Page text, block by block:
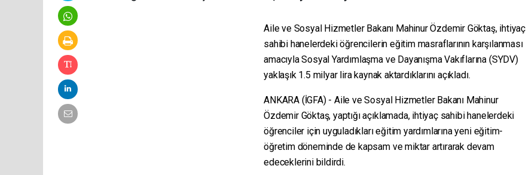
Aile ve Sosyal Hizmetler Bakanı Mahinur Özdemir Göktaş, ihtiyaç
sahibi hanelerdeki öğrencilerin eğitim masraflarının karşılanması
amacıyla Sosyal Yardımlaşma ve Dayanışma Vakıflarına (SYDV)
yaklaşık 1.5 milyar lira kaynak aktardıklarını açıkladı.
ANKARA (İGFA) - Aile ve Sosyal Hizmetler Bakanı Mahinur
Özdemir Göktaş, yaptığı açıklamada, ihtiyaç sahibi hanelerdeki
öğrenciler için uyguladıkları eğitim yardımlarına yeni eğitim-
öğretim döneminde de kapsam ve miktar artırarak devam
edeceklerini bildirdi.